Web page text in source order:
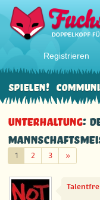
Registrieren
Spielen!
Unterhaltung:
1 2 3 »Weiter